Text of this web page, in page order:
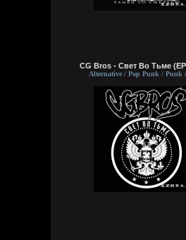
CG Bros - Свет Во Тьме
Alternative / Pop Punk / Punk